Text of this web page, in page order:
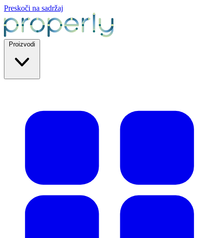
Preskoči na sadržaj